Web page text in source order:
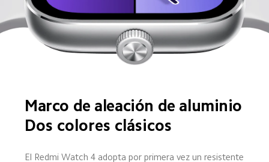
Marco de aleación de aluminio
Dos colores clásicos
El Redmi Watch 4 adopta por primera vez un resistente